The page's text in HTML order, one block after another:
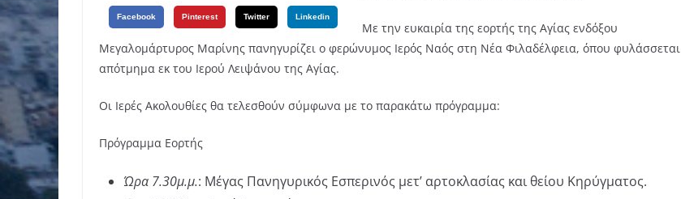
Facebook Pinterest Twitter Linkedin
Με την ευκαιρία της εορτής της Αγίας ενδόξου
Μεγαλομάρτυρος Μαρίνης πανηγυρίζει ο φερώνυμος Ιερός Ναός στη Νέα Φιλαδέλφεια, όπου φυλάσσεται
απότμημα εκ του Ιερού Λειψάνου της Αγίας.
Οι Ιερές Ακολουθίες θα τελεσθούν σύμφωνα με το παρακάτω πρόγραμμα:
Πρόγραμμα Εορτής
Ώρα 7.30μ.μ.: Μέγας Πανηγυρικός Εσπερινός μετ’ αρτοκλασίας και θείου Κηρύγματος.